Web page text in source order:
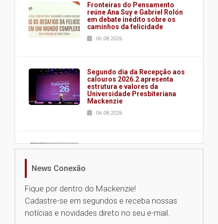
Fronteiras do Pensamento
reúne Ana Suy e Gabriel Rolón
em debate inédito sobre os
caminhos da felicidade
06.08.2026
Segundo dia da Recepção aos
calouros 2026.2 apresenta
estrutura e valores da
Universidade Presbiteriana
Mackenzie
06.08.2026
Nova apresentação do Centro
Universidade Mackenzie
realizará nova edição da Feira
News Conexão
Fique por dentro do Mackenzie!
Cadastre-se em segundos e receba nossas
notícias e novidades direto no seu e-mail.